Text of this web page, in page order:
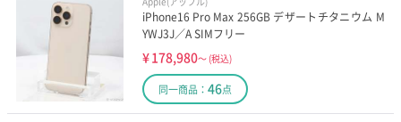
iPhone16 Pro Max 256GB デザートチタニウム M
YWJ3J／A SIMフリー
¥178,980～ (税込)
同一商品： 46点